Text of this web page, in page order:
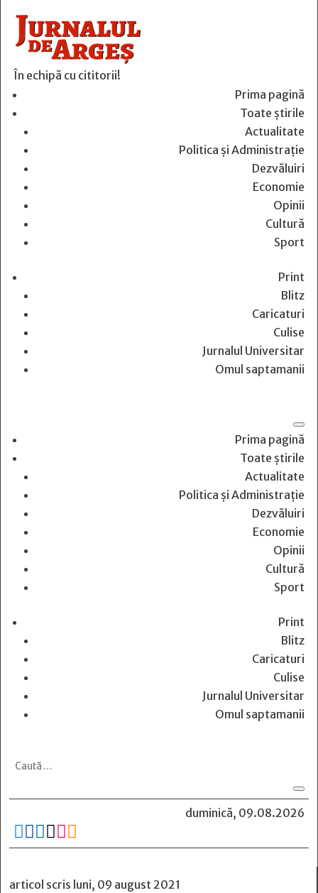
În echipă cu cititorii!
Prima pagină
Toate știrile
Actualitate
Politica și Administrație
Dezvăluiri
Economie
Opinii
Cultură
Sport
Print
Blitz
Caricaturi
Culise
Jurnalul Universitar
Omul saptamanii
Prima pagină
Toate știrile
Actualitate
Politica și Administrație
Dezvăluiri
Economie
Opinii
Cultură
Sport
Print
Blitz
Caricaturi
Culise
Jurnalul Universitar
Omul saptamanii
duminică, 09.08.2026
     
articol scris luni, 09 august 2021